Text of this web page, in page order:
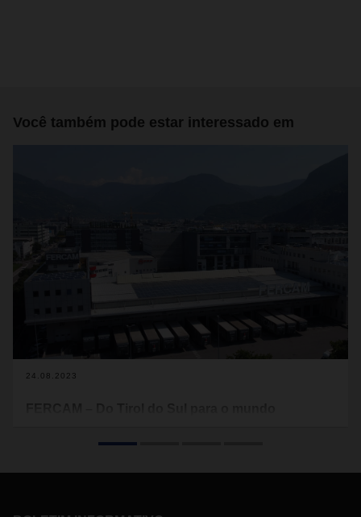
Você também pode estar interessado em
24.08.2023